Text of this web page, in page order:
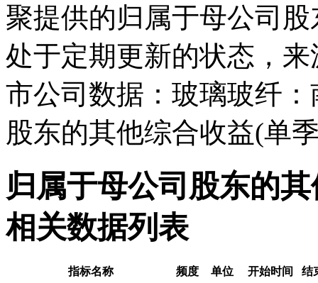
聚提供的归属于母公司
处于定期更新的状态，
市公司数据：玻璃玻纤
股东的其他综合收益(单
归属于母公司股东的
相关数据列表
指标名称 频度 单位 开始时间
结